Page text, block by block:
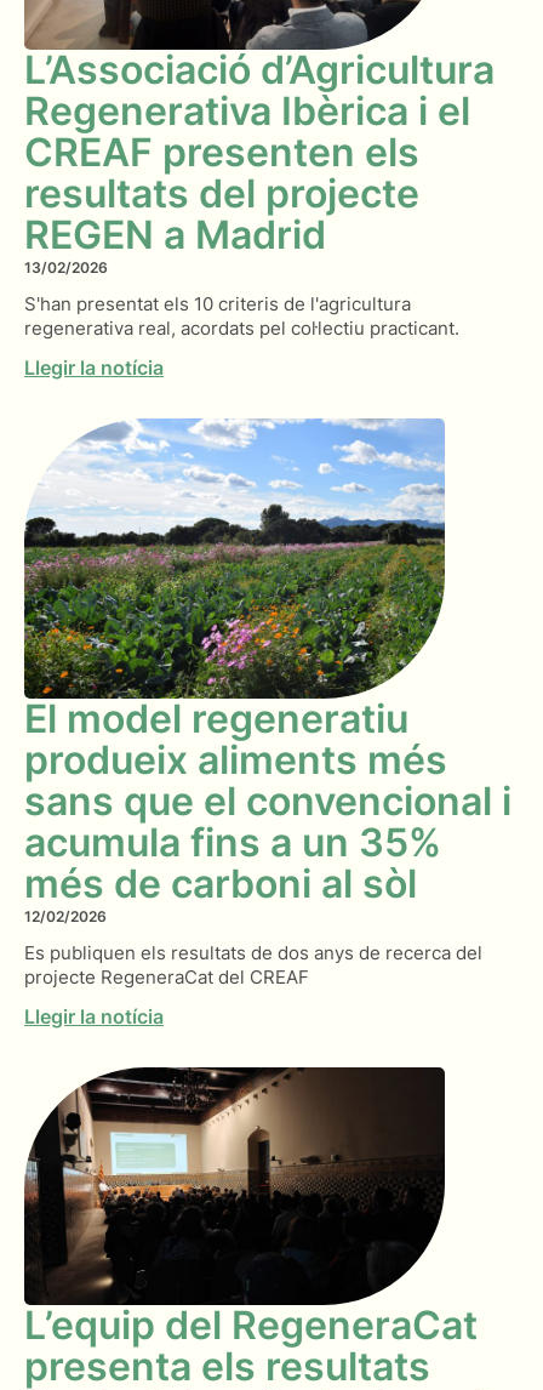
L’Associació d’Agricultura
Regenerativa Ibèrica i el
CREAF presenten els
resultats del projecte
REGEN a Madrid
13/02/2026
S'han presentat els 10 criteris de l'agricultura
regenerativa real, acordats pel col·lectiu practicant.
Llegir la notícia
El model regeneratiu
produeix aliments més
sans que el convencional i
acumula fins a un 35%
més de carboni al sòl
12/02/2026
Es publiquen els resultats de dos anys de recerca del
projecte RegeneraCat del CREAF
Llegir la notícia
L’equip del RegeneraCat
presenta els resultats